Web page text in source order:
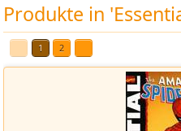
Produkte in
1 2